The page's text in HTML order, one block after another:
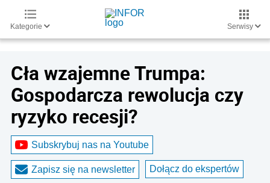
Kategorie Serwisy
Cła wzajemne Trumpa:
Gospodarcza rewolucja czy
ryzyko recesji?
Subskrybuj nas na Youtube
Zapisz się na newsletter Dołącz do ekspertów